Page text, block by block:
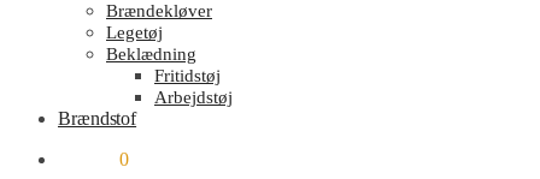
Brændekløver
Legetøj
Beklædning
Fritidstøj
Arbejdstøj
Brændstof
0